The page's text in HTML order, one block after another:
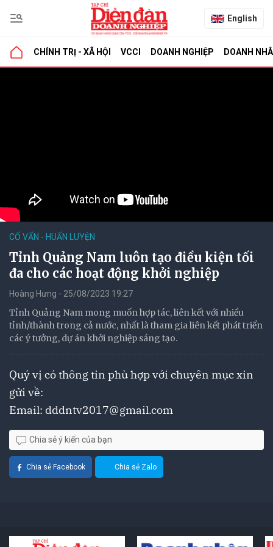
English
CHÍNH TRỊ - XÃ HỘI VCCI DOANH NGHIỆP DOANH
CỐ VẤN - HUẤN LUYỆN
Tỉnh Quảng Nam luôn tạo điều kiện tối
đa cho các hoạt động khởi nghiệp
Hoàng Hưng - 25/08/2023 19:27
Tỉnh Quảng Nam mong muốn hợp tác, liên kết với nhiều
tỉnh/thành trong cả nước, nhất là tham gia liên kết phát triển
các ý tưởng, dự án khởi nghiệp sáng tạo.
Quý vị có thông tin phù hợp với chuyên mục xin
gửi về:
Email: dddntv2017@gmail.com
Chia sẻ ý kiến của bạn
Chia sẻ Facebook Chia sẻ Zalo